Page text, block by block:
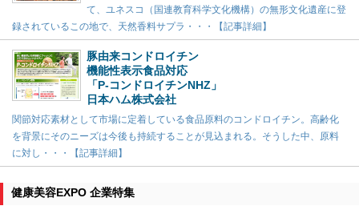
て、ユネスコ（国連教育科学文化機構）の無形文化遺産に登
録されているこの地で、天然香料サプラ・・・【記事詳細】
豚由来コンドロイチン
機能性表示食品対応
「P-コンドロイチンNHZ」
日本ハム株式会社
関節対応素材として市場に定着している食品原料のコンドロイチン。高齢化
を背景にそのニーズは今後も持続することが見込まれる。そうした中、原料
に対し・・・【記事詳細】
健康美容EXPO 企業特集